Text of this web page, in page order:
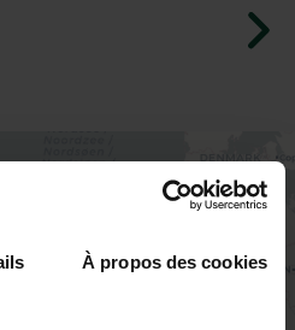
À propos des cookies